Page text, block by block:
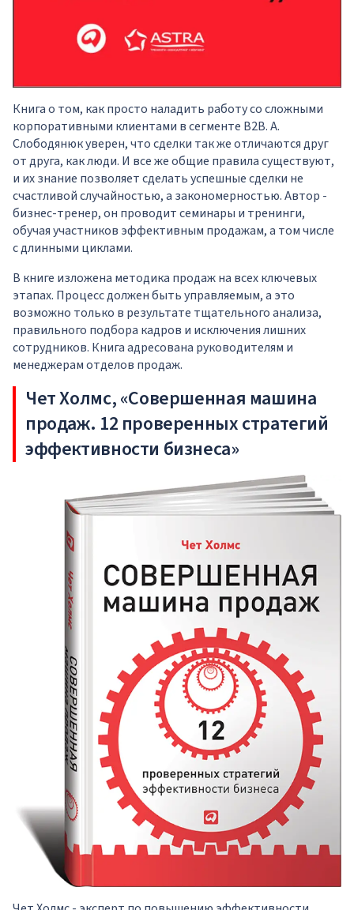
Книга о том, как просто наладить работу со сложными
корпоративными клиентами в сегменте B2B. А.
Слободянюк уверен, что сделки так же отличаются друг
от друга, как люди. И все же общие правила существуют,
и их знание позволяет сделать успешные сделки не
счастливой случайностью, а закономерностью. Автор -
бизнес-тренер, он проводит семинары и тренинги,
обучая участников эффективным продажам, а том числе
с длинными циклами.
В книге изложена методика продаж на всех ключевых
этапах. Процесс должен быть управляемым, а это
возможно только в результате тщательного анализа,
правильного подбора кадров и исключения лишних
сотрудников. Книга адресована руководителям и
менеджерам отделов продаж.
Чет Холмс, «Совершенная машина
продаж. 12 проверенных стратегий
эффективности бизнеса»